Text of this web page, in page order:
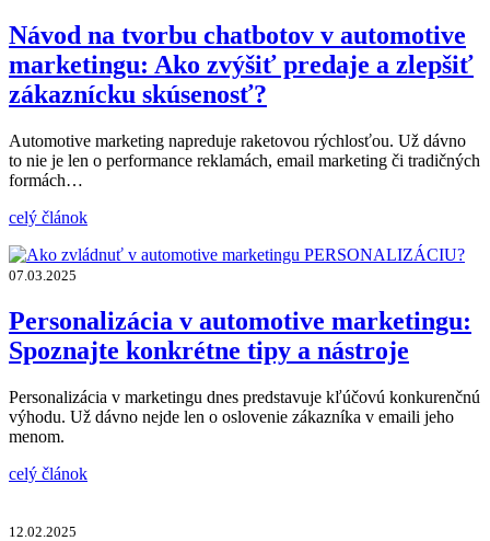
Návod na tvorbu chatbotov v automotive
marketingu: Ako zvýšiť predaje a zlepšiť
zákaznícku skúsenosť?
Automotive marketing napreduje raketovou rýchlosťou. Už dávno
to nie je len o performance reklamách, email marketing či tradičných
formách…
celý článok
07.03.2025
Personalizácia v automotive marketingu:
Spoznajte konkrétne tipy a nástroje
Personalizácia v marketingu dnes predstavuje kľúčovú konkurenčnú
výhodu. Už dávno nejde len o oslovenie zákazníka v emaili jeho
menom.
celý článok
12.02.2025